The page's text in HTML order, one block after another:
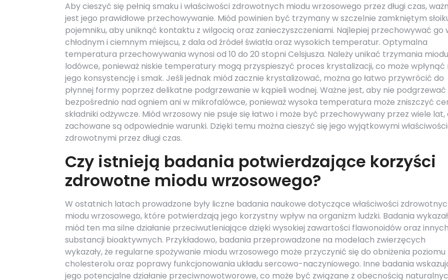
Aby cieszyć się pełnią smaku i właściwości zdrowotnych miodu wrzosowego przez długi czas,
jest jego prawidłowe przechowywanie. Miód powinien być trzymany w szczelnie zamkniętym
pojemniku, aby uniknąć kontaktu z wilgocią oraz zanieczyszczeniami. Najlepiej przechowywać go
chłodnym i ciemnym miejscu, z dala od źródeł światła oraz wysokich temperatur. Optymalna
temperatura przechowywania wynosi od 10 do 20 stopni Celsjusza. Należy unikać trzymania
lodówce, ponieważ niskie temperatury mogą przyspieszyć proces krystalizacji, co może wpłynąć
jego konsystencję i smak. Jeśli jednak miód zacznie krystalizować, można go łatwo przywrócić do
płynnej formy poprzez delikatne podgrzewanie w kąpieli wodnej. Ważne jest, aby nie podgrzewać
bezpośrednio nad ogniem ani w mikrofalówce, ponieważ wysoka temperatura może zniszczyć
składniki odżywcze. Miód wrzosowy nie psuje się łatwo i może być przechowywany przez wiele lat,
zachowane są odpowiednie warunki. Dzięki temu można cieszyć się jego wyjątkowymi
zdrowotnymi przez długi czas.
Czy istnieją badania potwierdzające korzyści
zdrowotne miodu wrzosowego?
W ostatnich latach prowadzone były liczne badania naukowe dotyczące właściwości
miodu wrzosowego, które potwierdzają jego korzystny wpływ na organizm ludzki. Badania
miód ten ma silne działanie przeciwutleniające dzięki wysokiej zawartości flawonoidów oraz innych
substancji bioaktywnych. Przykładowo, badania przeprowadzone na modelach zwierzęcych
wykazały, że regularne spożywanie miodu wrzosowego może przyczynić się do obniżenia poziomu
cholesterolu oraz poprawy funkcjonowania układu sercowo-naczyniowego. Inne badania
jego potencjalne działanie przeciwnowotworowe, co może być związane z obecnością